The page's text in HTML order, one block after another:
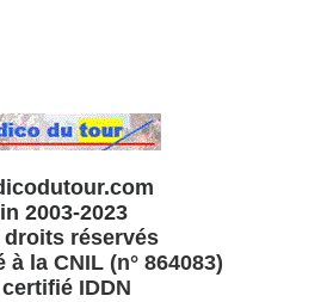
2003-2023
droits réservés
à la CNIL (n° 864083)
IDDN